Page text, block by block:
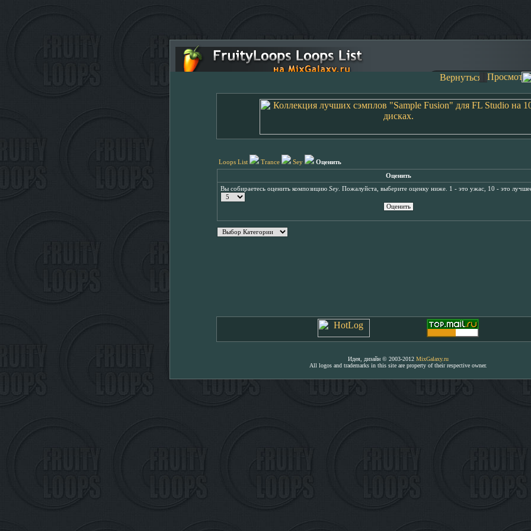
Loops List Trance Sey Оценить
Оценить
Вы собираетесь оценить композицию Sey . Пожалуйста, выберите оценку ниже. 1 - это ужас, 10 - это
Идея, дизайн © 2003-2012 MixGalaxy.ru
All logos and trademarks in this site are property of their respective owner.